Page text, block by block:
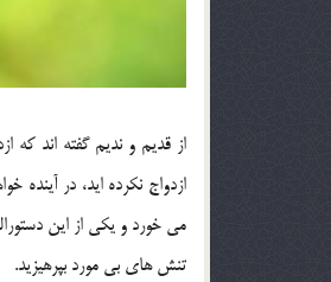
از قديم و نديم گفته اند
ازدواج نکرده ايد، در
مي خورد و يکي از اين
تنش هاي بي مورد بپرهيزيد.